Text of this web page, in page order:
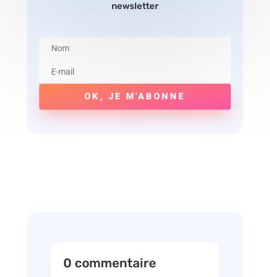
newsletter
OK, JE M'ABONNE
0 commentaire